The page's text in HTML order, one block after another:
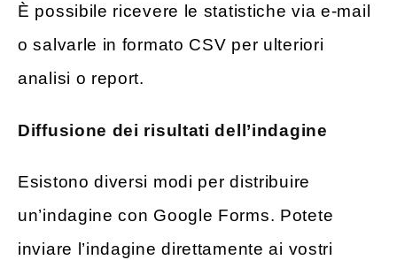
È possibile ricevere le statistiche via e-mail
o salvarle in formato CSV per ulteriori
analisi o report.
Diffusione dei risultati dell’indagine
Esistono diversi modi per distribuire
un’indagine con Google Forms. Potete
inviare l’indagine direttamente ai vostri